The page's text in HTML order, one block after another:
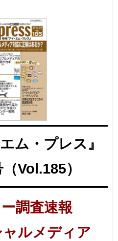
ム・プレス』
Vol.185）
調査速報
ルメディア